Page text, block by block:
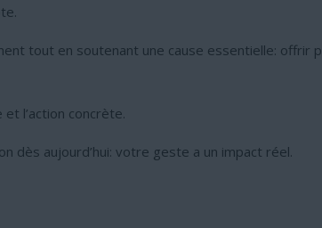
tout en soutenant une cause essentielle: offrir
l’action concrète.
dès aujourd’hui: votre geste a un impact réel.